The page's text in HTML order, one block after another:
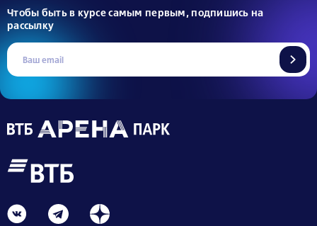
Чтобы быть в курсе самым первым, подпишись на
рассылку